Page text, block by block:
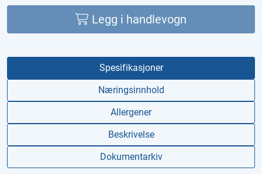
Legg i handlevogn
Spesifikasjoner
Næringsinnhold
Allergener
Beskrivelse
Dokumentarkiv